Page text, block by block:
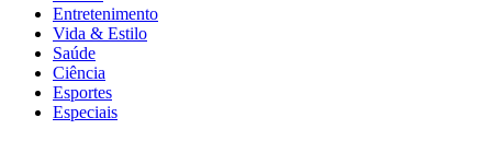
Entretenimento
Vida & Estilo
Saúde
Ciência
Esportes
Especiais